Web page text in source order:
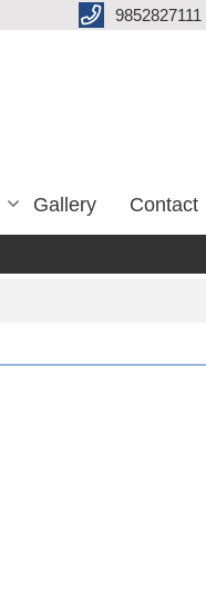
9852827111
Gallery Contact